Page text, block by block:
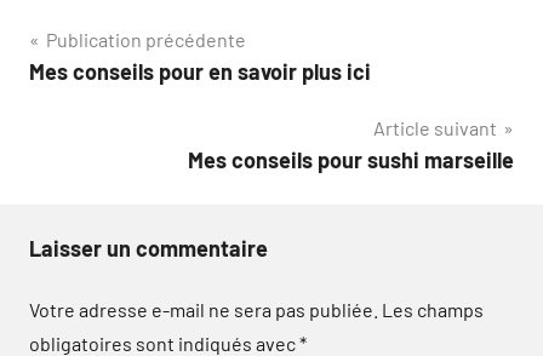
Navigation
de
Publication précédente
Mes conseils pour en savoir plus ici
Article suivant
Mes conseils pour sushi marseille
Laisser un commentaire
Votre adresse e-mail ne sera pas publiée. Les champs
obligatoires sont indiqués avec*